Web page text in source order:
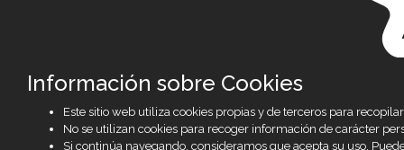
Información sobre Cookies
Este sitio web utiliza cookies propias y de terceros para
No se utilizan cookies para recoger información de carácter
Si continúa navegando, consideramos que acepta su uso.